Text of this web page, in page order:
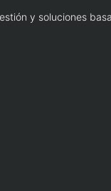
y soluciones